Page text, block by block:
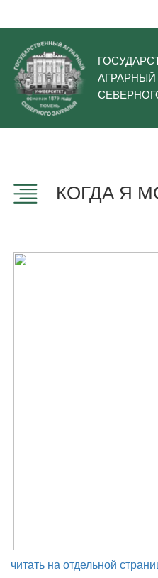
КОГДА Я
читать на отдельной